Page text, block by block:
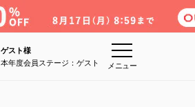
ゲスト様
本年度会員ステージ：ゲスト
メニュー